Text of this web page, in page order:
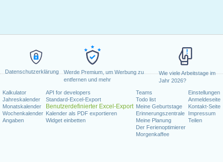
Datenschutzerklärung
Werde Premium, um Werbung zu
entfernen und mehr
Wie viele Arbeitstage im
Jahr 2026?
Kalkulator
Jahreskalender
Monatskalender
Wochenkalender
Angaben
API for developers
Standard-Excel-Export
Benutzerdefinierter Excel-Export
Kalender als PDF exportieren
Widget einbetten
Teams
Todo list
Meine Geburtstage
Erinnerungszentrale
Meine Planung
Der Ferienoptimierer
Morgenkaffee
Einstellungen
Anmeldeseite
Kontakt-Seite
Impressum
Teilen